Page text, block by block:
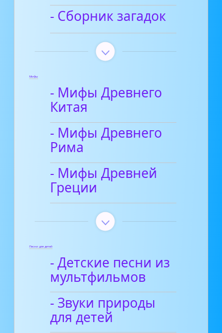
- Сборник загадок
Мифы
- Мифы Древнего
Китая
- Мифы Древнего
Рима
- Мифы Древней
Греции
Песни для детей
- Детские песни из
мультфильмов
- Звуки природы
для детей